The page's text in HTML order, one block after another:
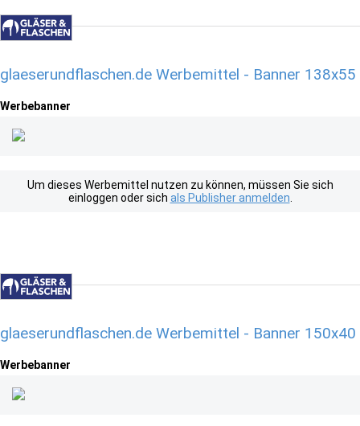
glaeserundflaschen.de Werbemittel - Banner 138x55
Werbebanner
Um dieses Werbemittel nutzen zu können, müssen Sie sich
einloggen oder sich als Publisher anmelden
glaeserundflaschen.de Werbemittel - Banner 150x40
Werbebanner